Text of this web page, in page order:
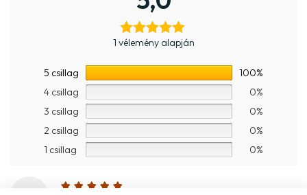
1 vélemény alapján
5 csillag
100%
4 csillag
0%
3 csillag
0%
2 csillag
0%
1 csillag
0%